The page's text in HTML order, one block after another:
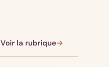
Voir la rubrique→